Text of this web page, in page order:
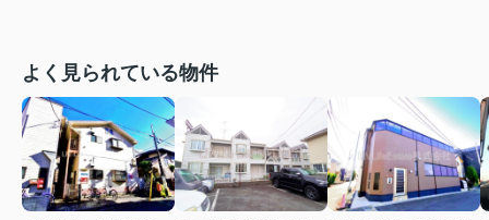
よく見られている物件